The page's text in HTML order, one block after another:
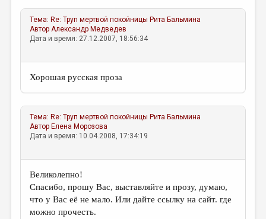
Тема: Re: Труп мертвой покойницы Рита Бальмина
АвторАлександр Медведев
Дата и время: 27.12.2007, 18:56:34
Хорошая русская проза
Тема: Re: Труп мертвой покойницы Рита Бальмина
Автор Елена Морозова
Дата и время: 10.04.2008, 17:34:19
Великолепно!
Спасибо, прошу Вас, выставляйте и прозу, думаю,
что у Вас её не мало. Или дайте ссылку на сайт. где
можно прочесть.